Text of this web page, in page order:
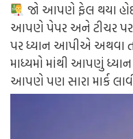
જો આપણે ફેલ થયા
આપણે પેપર અને ટીચર
પર ધ્યાન આપીએ અથવા
માધ્યમો માંથી આપણું
આપણે પણ સારા માર્ક